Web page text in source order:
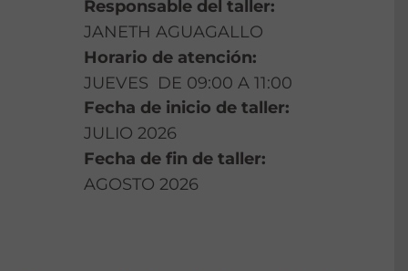
Responsable del taller:
JANETH AGUAGALLO
Horario de atención:
JUEVES DE 09:00 A 11:00
Fecha de inicio de taller:
JULIO 2026
Fecha de fin de taller:
AGOSTO 2026